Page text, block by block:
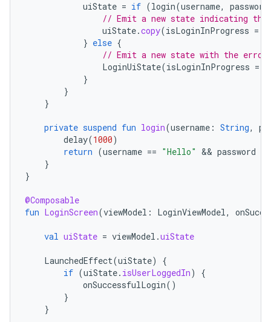
uiState = if (login(username, password
// Emit a new state indicating
uiState.copy(isLoginInProgress =
} else {
// Emit a new state with the error
LoginUiState(isLoginInProgress =
}
}
}
private suspend fun login(username : String,
delay(1000)
return (username == "Hello" && password
}
}
@Composable
fun LoginScreen(viewModel : LoginViewModel,
val uiState = viewModel .uiState
LaunchedEffect(uiState)
{
if (uiState. isUserLoggedIn)
{
onSuccessfulLogin()
}
}